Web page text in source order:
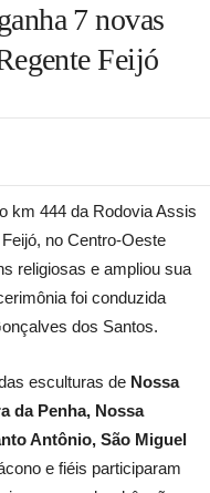
7 novas
Feijó
km 444 da Rodovia Assis
no Centro-Oeste
religiosas e ampliou sua
foi conduzida
dos Santos.
esculturas de Nossa
da Penha, Nossa
Antônio, São Miguel
e fiéis participaram